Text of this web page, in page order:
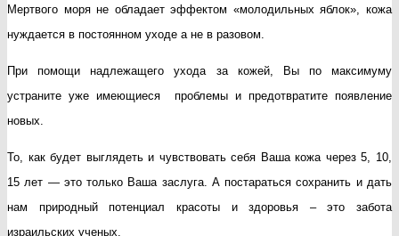
Мертвого моря не обладает эффектом «молодильных яблок», кожа
нуждается в постоянном уходе а не в разовом.
При помощи надлежащего ухода за кожей, Вы по максимуму
устраните уже имеющиеся проблемы и предотвратите появление
новых.
То, как будет выглядеть и чувствовать себя Ваша кожа через 5, 10,
15 лет — это только Ваша заслуга. А постараться сохранить и дать
нам природный потенциал красоты и здоровья – это забота
израильских ученых.